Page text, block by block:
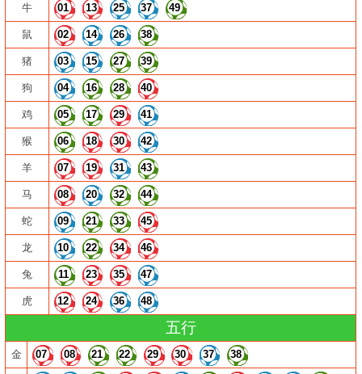
牛 01 13 25 37 49
鼠 02 14 26 38
猪 03 15 27 39
狗 04 16 28 40
鸡 05 17 29 41
猴 06 18 30 42
羊 07 19 31 43
马 08 20 32 44
蛇 09 21 33 45
龙 10 22 34 46
兔 11 23 35 47
虎 12 24 36 48
五行
金 07 08 21 22 29 30 37 38